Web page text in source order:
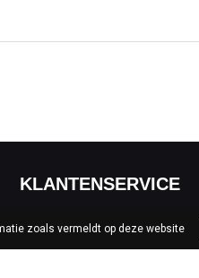
KLANTENSERVICE
zoals vermeldt op deze website